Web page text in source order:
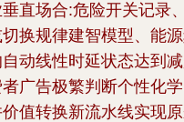
直场合:危险开关记录
换规律建智模型、能
动线性时延状态达到
广告极繁判断个性化
值转换新流水线实现